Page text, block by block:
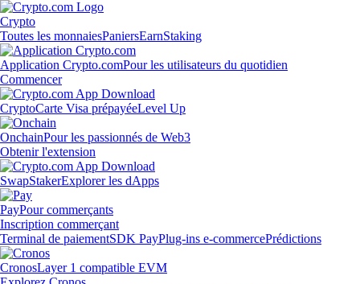
Crypto
Toutes les monnaiesPaniersEarnStaking
Application Crypto.comPour les utilisateurs du quotidien
Commencer
CryptoCarte Visa prépayéeLevel Up
OnchainPour les passionnés de Web3
Obtenir l'extension
SwapStakerExplorer les dApps
PayPour commerçants
Inscription commerçant
Terminal de paiementSDK PayPlug-ins e-commercePrédictions
CronosLayer 1 compatible EVM